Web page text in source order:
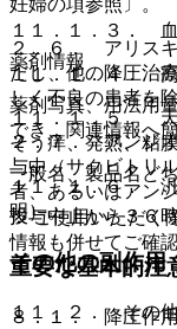
妊婦の項参照〕。
２．６． アリス
だし、他の降圧治
しく不良の患者を
２．７． アンジ
与中（サクビトリ
者、あるいはアン
投与中止から３６
重要な基本的注
８．１． 降圧作
１１．１．３． 血
１１．１．４． 高
１１．１．５． 天
そう痒、発熱、粘
１１．１．６．
明）。
その他の副作用
１１．２． その
薬剤情報
薬剤写真、用法用
でき、関連情報へ
一般名、製品名ど
※ ご使用いただく
情報も併せてご確